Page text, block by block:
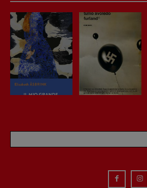
[fabio.malagnini@gmail.com]
Coordinamento Pulp for kids e social
media:
Valentina Marcoli
[valentina.marcoli@gmail.com]
ARCHIVIO E AUTORI